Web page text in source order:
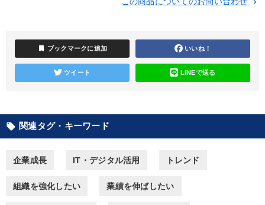
すべての音声・動画（全2077タイトル）からお探しいただけます
仕事術・ビジネスハック 通信販売 株式投資
デザイン 不動産 早わかり リーダーシップ
健康・ウェルビーイング SDGs MBA
keyboard_arrow_right
bookmark ブックマークに追加 いいね！
ツイート LINEで送る
local_offer 関連タグ・キーワード
企業成長 IT・デジタル活用 トレンド
組織を強化したい 業績を伸ばしたい